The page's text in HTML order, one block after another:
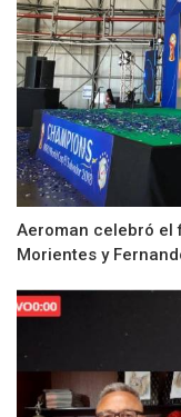
Aeroman celebró el
Morientes y